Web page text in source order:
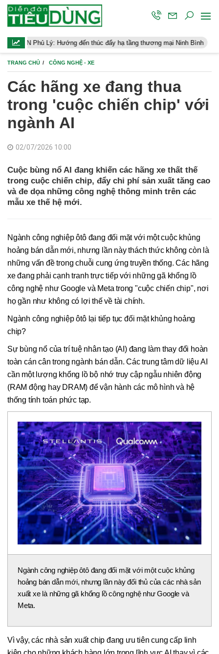
đến thúc đẩy hạ tầng thương mại Ninh Bình Điều hành
TRANG CHỦ CÔNG NGHỆ - XE
Các hãng xe đang thua
trong 'cuộc chiến chip' với
ngành AI
02/07/2026 10:00
Cuộc bùng nổ AI đang khiến các hãng xe thất thế
trong cuộc chiến chip, đẩy chi phí sản xuất tăng cao
và đe dọa những công nghệ thông minh trên các
mẫu xe thế hệ mới.
Ngành công nghiệp ôtô đang đối mặt với một cuộc khủng
hoảng bán dẫn mới, nhưng lần này thách thức không còn là
những vấn đề trong chuỗi cung ứng truyền thống. Các hãng
xe đang phải cạnh tranh trực tiếp với những gã khổng lồ
công nghệ như Google và Meta trong "cuộc chiến chip", nơi
họ gần như không có lợi thế về tài chính.
Ngành công nghiệp ôtô lại tiếp tục đối mặt khủng hoảng
chip?
Sự bùng nổ của trí tuệ nhân tạo (AI) đang làm thay đổi hoàn
toàn cán cân trong ngành bán dẫn. Các trung tâm dữ liệu AI
cần một lượng khổng lồ bộ nhớ truy cập ngẫu nhiên động
(RAM động hay DRAM) để vận hành các mô hình và hệ
thống tính toán phức tạp.
Ngành công nghiệp ôtô đang đối mặt với một cuộc khủng
hoảng bán dẫn mới, nhưng lần này đối thủ của các nhà sản
xuất xe là những gã khổng lồ công nghệ như Google và
Meta.
Vì vậy, các nhà sản xuất chip đang ưu tiên cung cấp linh